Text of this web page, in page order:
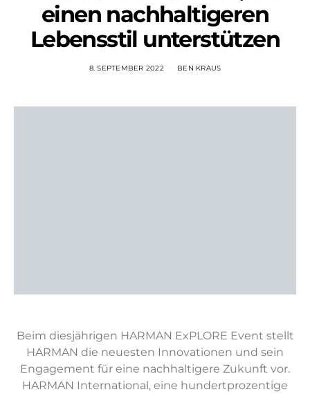
einen nachhaltigeren
Lebensstil unterstützen
8. SEPTEMBER 2022 BEN KRAUS
Beim diesjährigen HARMAN ExPLORE Event stellt
HARMAN die neuesten Innovationen und sein
Engagement für eine nachhaltigere Zukunft vor.
HARMAN International, eine hundertprozentige